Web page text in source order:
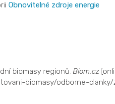
Obnovitelné zdroje energie
biomasy regionů. Biom.cz
biomasy/odborne-